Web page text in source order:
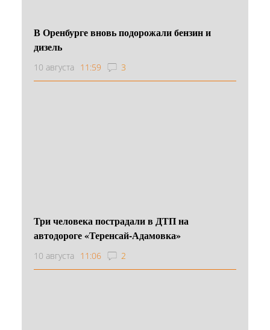
В Оренбурге вновь подорожали бензин и
дизель
10 августа 11:59 3
Три человека пострадали в ДТП на
автодороге «Теренсай-Адамовка»
10 августа 11:06 2